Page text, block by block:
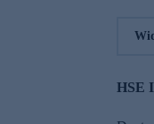
HSE